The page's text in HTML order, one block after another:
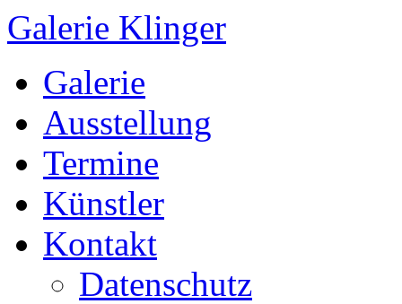
Galerie Klinger
Springe
zum
Galerie
Ausstellung
Termine
Künstler
Kontakt
Datenschutz